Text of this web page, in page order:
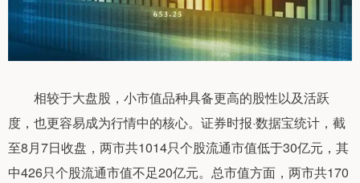
相较于大盘股，小市值品种具备更高的股性以及活跃
度，也更容易成为行情中的核心。证券时报·数据宝统计，截
至8月7日收盘，两市共1014只个股流通市值低于30亿元，其
中426只个股流通市值不足20亿元。总市值方面，两市共170